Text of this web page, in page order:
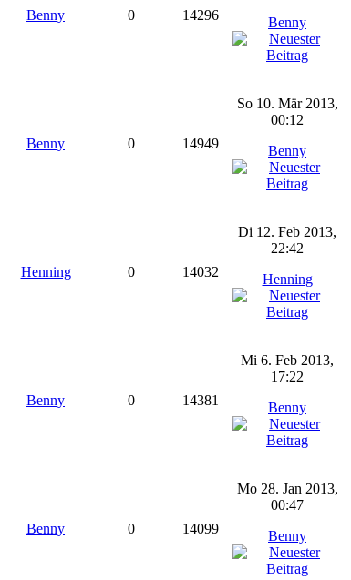
Benny 0 14296
Benny
Benny 0 14949
So 10. Mär 2013,
00:12
Benny
Henning 0 14032
Di 12. Feb 2013,
22:42
Henning
Benny 0 14381
Mi 6. Feb 2013,
17:22
Benny
Benny 0 14099
Mo 28. Jan 2013,
00:47
Benny